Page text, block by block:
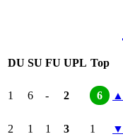
DU SU FU UPL Top
1 6 - 2 6 ▲
2 1 1 3 1 ▼